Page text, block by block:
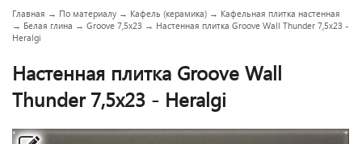
Главная → По материалу → Кафель (керамика) → Кафельная плитка настенная
→ Белая глина → Groove 7,5x23 → Настенная плитка Groove Wall Thunder 7,5x23 -
Heralgi
Настенная плитка Groove Wall
Thunder 7,5x23 - Heralgi